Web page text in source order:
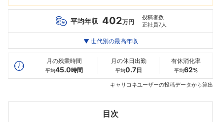
平均年収 402万円
投稿者数
正社員7人
最高年収
20代
484万
30代
436万
--万
▼ 世代別の最高年収
月の残業時間
平均45.0時間
月の休日出勤
平均0.7日
有休消化率
平均62%
キャリコネユーザーの投稿データから算出
目次